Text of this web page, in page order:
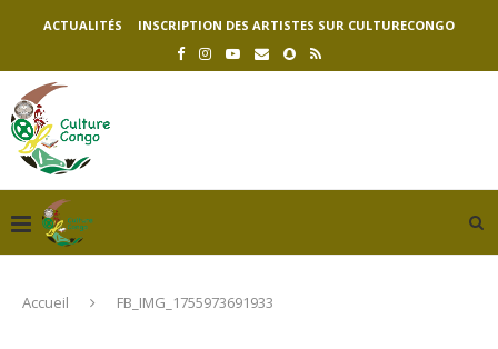
ACTUALITÉS INSCRIPTION DES ARTISTES SUR CULTURECONGO
Accueil FB_IMG_1755973691933